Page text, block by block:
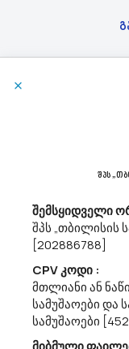
Შპს ,,საქაერონავიგაცია“
31100000 -
ნ208144051) ატარებს
(თანმდევი
დადგენის მიზნით
შემთხვევაში, არა...
შპს
შემსყიდველი
შპს „თბილისის
[202886788]
CPV კოდი :
მთლიანი ან
სამუშაოები და
სამუშაოები